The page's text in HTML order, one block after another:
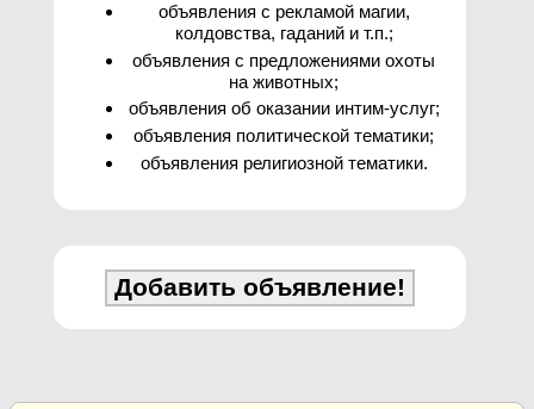
объявления с рекламой магии,
колдовства, гаданий и т.п.;
объявления с предложениями охоты
на животных;
объявления об оказании интим-услуг;
объявления политической тематики;
объявления религиозной тематики.